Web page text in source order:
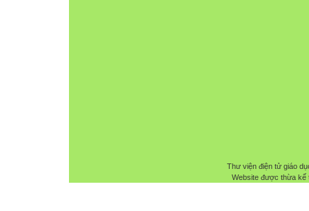
Thư viện điện tử giáo
Website được thừa